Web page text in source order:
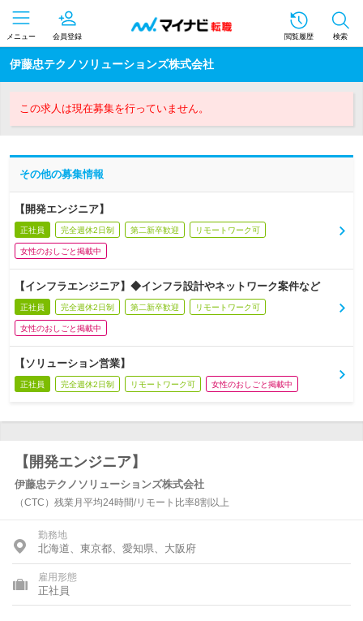
メニュー 会員登録 閲覧履歴 検索
伊藤忠テクノソリューションズ株式会社
この求人は現在募集を行っていません。
その他の募集情報
【開発エンジニア】
正社員 完全週休2日制 第二新卒歓迎 リモートワーク可
女性のおしごと掲載中
【インフラエンジニア】◆インフラ設計やネットワーク案件など
正社員 完全週休2日制 第二新卒歓迎 リモートワーク可
女性のおしごと掲載中
【ソリューション営業】
正社員 完全週休2日制 リモートワーク可 女性のおしごと掲載中
【開発エンジニア】
伊藤忠テクノソリューションズ株式会社
（CTC）残業月平均24時間/リモート比率8割以上
勤務地
北海道、東京都、愛知県、大阪府
雇用形態
正社員